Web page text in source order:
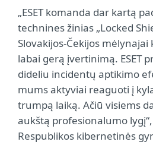
„ESET komanda dar kartą
technines žinias „Locked
Slovakijos-Čekijos
labai gerą įvertinimą. ESET
dideliu incidentų aptikimo
mums aktyviai reaguoti į
trumpą laiką. Ačiū visiems
aukštą profesionalumo
Respublikos kibernetinės